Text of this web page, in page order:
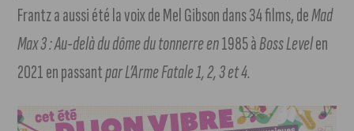
Frantz a aussi été la voix de Mel Gibson dans 34 films, deMad
Max 3 : Au-delà du dôme du tonnerre en1985 àBoss Levelen
2021 en passantpar L’Arme Fatale 1, 2, 3 et 4.